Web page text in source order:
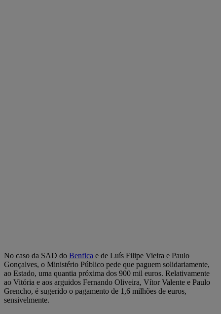
No caso da SAD do Benfica e de Luís Filipe Vieira e Paulo
Gonçalves, o Ministério Público pede que paguem solidariamente,
ao Estado, uma quantia próxima dos 900 mil euros. Relativamente
ao Vitória e aos arguidos Fernando Oliveira, Vítor Valente e Paulo
Grencho, é sugerido o pagamento de 1,6 milhões de euros,
sensivelmente.